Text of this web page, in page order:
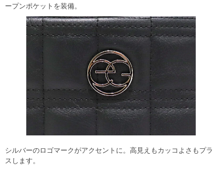
ープンポケットを装備。
シルバーのロゴマークがアクセントに。高見えもカッコよさもプラ
スします。